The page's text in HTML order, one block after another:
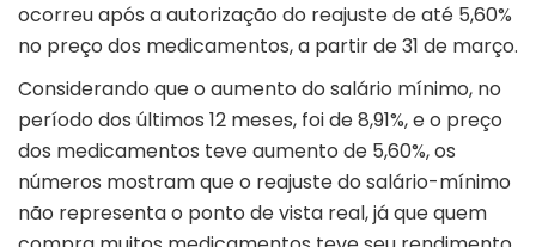
ocorreu após a autorização do reajuste de até 5,60%
no preço dos medicamentos, a partir de 31 de março.
Considerando que o aumento do salário mínimo, no
período dos últimos 12 meses, foi de 8,91%, e o preço
dos medicamentos teve aumento de 5,60%, os
números mostram que o reajuste do salário-mínimo
não representa o ponto de vista real, já que quem